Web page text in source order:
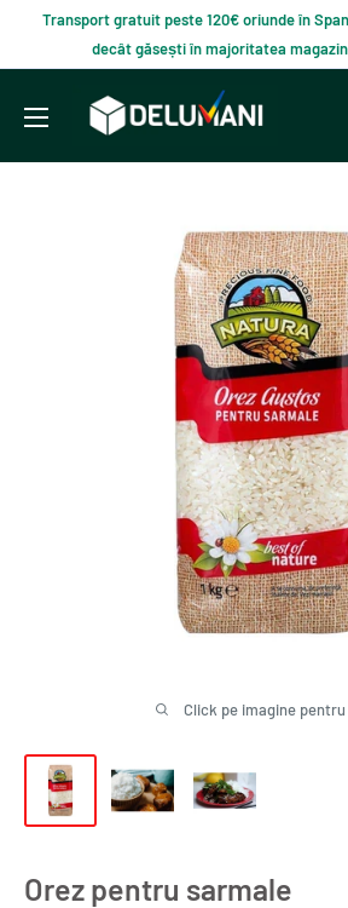
continut
Transport gratuit peste 120€ oriunde în
decât găsești în majoritatea
Delumani
Magazin
Click pe imagine pentru
Orez pentru sarmale